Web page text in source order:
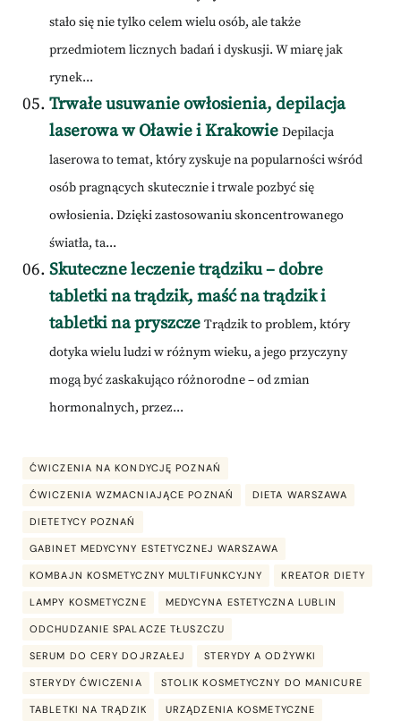
stało się nie tylko celem wielu osób, ale także
przedmiotem licznych badań i dyskusji. W miarę jak
rynek...
Trwałe usuwanie owłosienia, depilacja
laserowa w Oławie i Krakowie Depilacja
laserowa to temat, który zyskuje na popularności wśród
osób pragnących skutecznie i trwale pozbyć się
owłosienia. Dzięki zastosowaniu skoncentrowanego
światła, ta...
Skuteczne leczenie trądziku – dobre
tabletki na trądzik, maść na trądzik i
tabletki na pryszcze Trądzik to problem, który
dotyka wielu ludzi w różnym wieku, a jego przyczyny
mogą być zaskakująco różnorodne – od zmian
hormonalnych, przez...
ĆWICZENIA NA KONDYCJĘ POZNAŃ
ĆWICZENIA WZMACNIAJĄCE POZNAŃ DIETA WARSZAWA
DIETETYCY POZNAŃ
GABINET MEDYCYNY ESTETYCZNEJ WARSZAWA
KOMBAJN KOSMETYCZNY MULTIFUNKCYJNY KREATOR DIETY
LAMPY KOSMETYCZNE MEDYCYNA ESTETYCZNA LUBLIN
ODCHUDZANIE SPALACZE TŁUSZCZU
SERUM DO CERY DOJRZAŁEJ STERYDY A ODŻYWKI
STERYDY ĆWICZENIA STOLIK KOSMETYCZNY DO MANICURE
TABLETKI NA TRĄDZIK URZĄDZENIA KOSMETYCZNE